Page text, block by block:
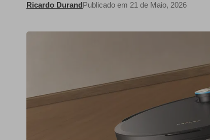
Ricardo DurandPublicado em 21 de Maio, 2026